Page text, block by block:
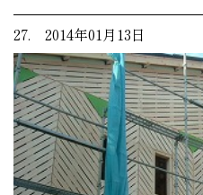
27. 2014年01月13日